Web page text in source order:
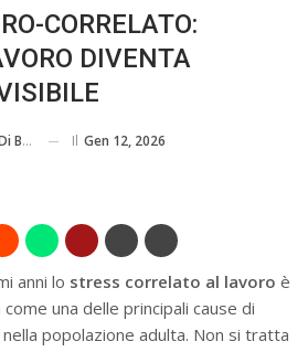
TRA PROTEZIONE E BUON SENSO
CORRELATO:
DIVENTA
Il Gen 12, 2026
anni lo stress correlato al lavoro è
una delle principali cause di
popolazione adulta. Non si tratta